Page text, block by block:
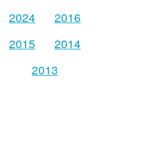
2024
2016
2015
2014
2013